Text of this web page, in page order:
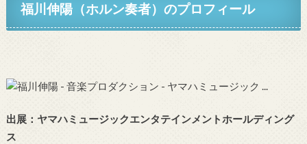
福川伸陽（ホルン奏者）のプロフィール
出展：ヤマハミュージックエンタテインメントホールディング
ス